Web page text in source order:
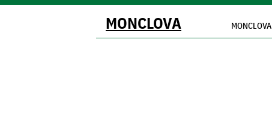
MONCLOVA MONCLOVA